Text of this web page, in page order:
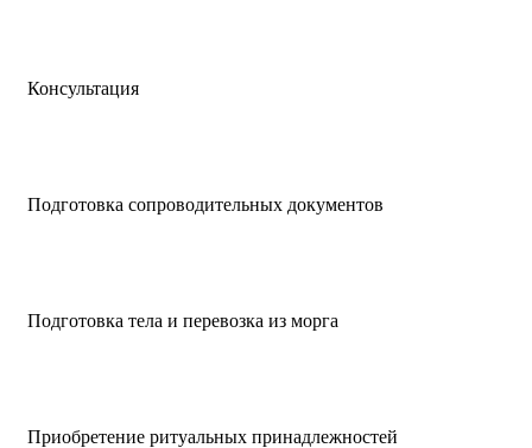
Консультация
Подготовка сопроводительных документов
Подготовка тела и перевозка из морга
Приобретение ритуальных принадлежностей